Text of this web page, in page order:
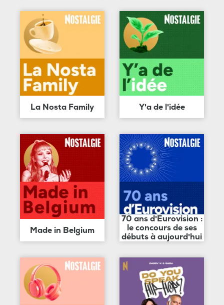
La Nosta Family Y'a de l'idée
Made in Belgium
70 ans d'Eurovision :
le concours de ses
débuts à aujourd'hui